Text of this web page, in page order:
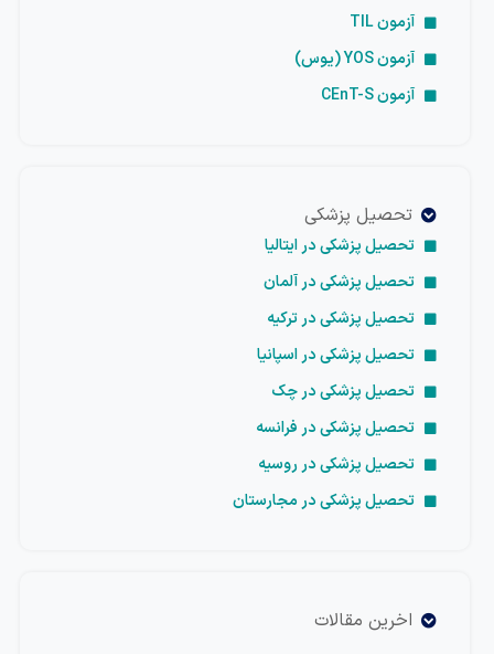
آزمون TIL
آزمون YOS (یوس)
آزمون CEnT-S
تحصیل پزشکی
تحصیل پزشکی در ایتالیا
تحصیل پزشکی در آلمان
تحصیل پزشکی در ترکیه
تحصیل پزشکی در اسپانیا
تحصیل پزشکی در چک
تحصیل پزشکی در فرانسه
تحصیل پزشکی در روسیه
تحصیل پزشکی در مجارستان
اخرین مقالات